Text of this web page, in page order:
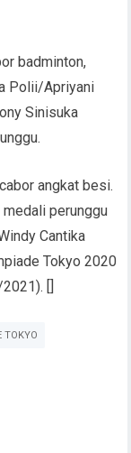
badminton,
Polii/Apriyani
Sinisuka
angkat besi.
medali perunggu
Cantika
Tokyo 2020
[]
TOKYO